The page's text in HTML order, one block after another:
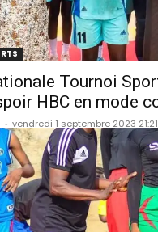
Tournoi
HBC en mode
- vendredi 1 septembre 2023